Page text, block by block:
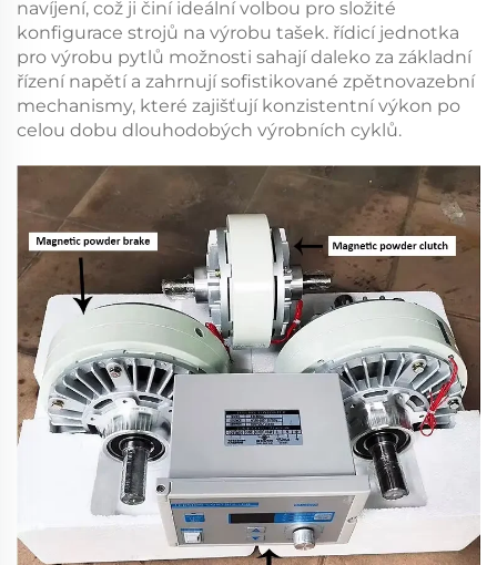
navíjení, což ji činí ideální volbou pro složité
konfigurace strojů na výrobu tašek. řídicí jednotka
pro výrobu pytlů možnosti sahají daleko za základní
řízení napětí a zahrnují sofistikované zpětnovazební
mechanismy, které zajišťují konzistentní výkon po
celou dobu dlouhodobých výrobních cyklů.